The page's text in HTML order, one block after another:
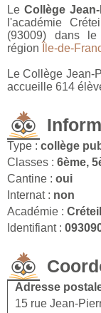
Le Collège
l'académie
(93009) dans
région
Île-de-
Le Collège Jean-
accueille 614
Type : collège
Classes : 6ème,
Cantine : oui
Internat : non
Académie : Créteil
Identifiant :
Adresse
15 rue Jean-